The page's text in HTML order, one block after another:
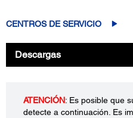
CENTROS DE SERVICIO
Descargas
ATENCIÓN: Es posible que
detecte a continuación. Es